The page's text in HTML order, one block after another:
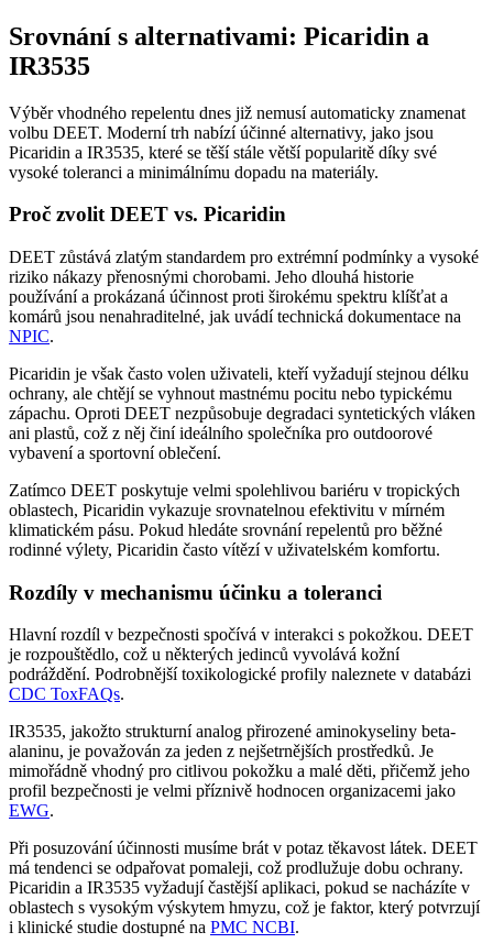
Srovnání s alternativami: Picaridin a
IR3535
Výběr vhodného repelentu dnes již nemusí automaticky znamenat
volbu DEET. Moderní trh nabízí účinné alternativy, jako jsou
Picaridin a IR3535, které se těší stále větší popularitě díky své
vysoké toleranci a minimálnímu dopadu na materiály.
Proč zvolit DEET vs. Picaridin
DEET zůstává zlatým standardem pro extrémní podmínky a vysoké
riziko nákazy přenosnými chorobami. Jeho dlouhá historie
používání a prokázaná účinnost proti širokému spektru klíšťat a
komárů jsou nenahraditelné, jak uvádí technická dokumentace na
NPIC.
Picaridin je však často volen uživateli, kteří vyžadují stejnou délku
ochrany, ale chtějí se vyhnout mastnému pocitu nebo typickému
zápachu. Oproti DEET nezpůsobuje degradaci syntetických vláken
ani plastů, což z něj činí ideálního společníka pro outdoorové
vybavení a sportovní oblečení.
Zatímco DEET poskytuje velmi spolehlivou bariéru v tropických
oblastech, Picaridin vykazuje srovnatelnou efektivitu v mírném
klimatickém pásu. Pokud hledáte srovnání repelentů pro běžné
rodinné výlety, Picaridin často vítězí v uživatelském komfortu.
Rozdíly v mechanismu účinku a toleranci
Hlavní rozdíl v bezpečnosti spočívá v interakci s pokožkou. DEET
je rozpouštědlo, což u některých jedinců vyvolává kožní
podráždění. Podrobnější toxikologické profily naleznete v databázi
CDC ToxFAQs.
IR3535, jakožto strukturní analog přirozené aminokyseliny beta-
alaninu, je považován za jeden z nejšetrnějších prostředků. Je
mimořádně vhodný pro citlivou pokožku a malé děti, přičemž jeho
profil bezpečnosti je velmi příznivě hodnocen organizacemi jako
EWG.
Při posuzování účinnosti musíme brát v potaz těkavost látek. DEET
má tendenci se odpařovat pomaleji, což prodlužuje dobu ochrany.
Picaridin a IR3535 vyžadují častější aplikaci, pokud se nacházíte v
oblastech s vysokým výskytem hmyzu, což je faktor, který potvrzují
i klinické studie dostupné na PMC NCBI.